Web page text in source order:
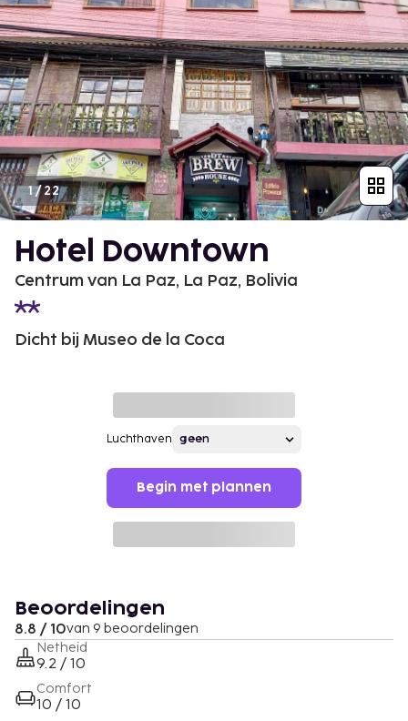
1/22
Hotel Downtown
Centrum van La Paz, La Paz, Bolivia
Dicht bij Museo de la Coca
Luchthaven
Begin met plannen
Beoordelingen
8.8 / 10van 9 beoordelingen
Netheid
9.2 / 10
Comfort
10 / 10